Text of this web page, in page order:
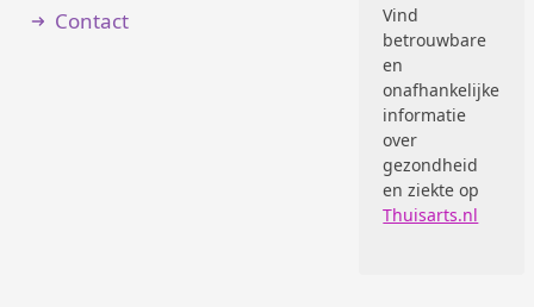
Contact
Vind
betrouwbare
en
onafhankelijke
informatie
over
gezondheid
en ziekte op
Thuisarts.nl